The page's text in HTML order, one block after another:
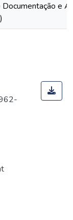
Documentação e